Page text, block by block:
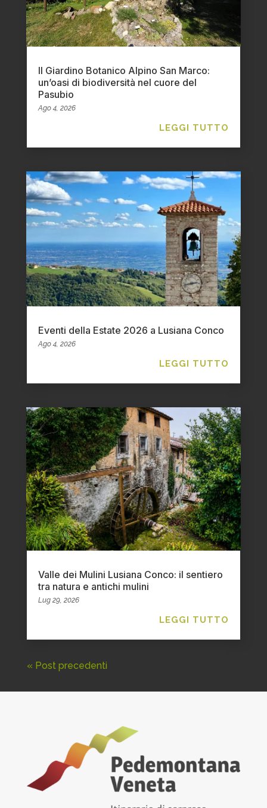
Il Giardino Botanico Alpino San Marco:
un’oasi di biodiversità nel cuore del
Pasubio
Ago 4, 2026
LEGGI TUTTO
Eventi della Estate 2026 a Lusiana Conco
Ago 4, 2026
LEGGI TUTTO
Valle dei Mulini Lusiana Conco: il sentiero
tra natura e antichi mulini
Lug 29, 2026
LEGGI TUTTO
« Post precedenti